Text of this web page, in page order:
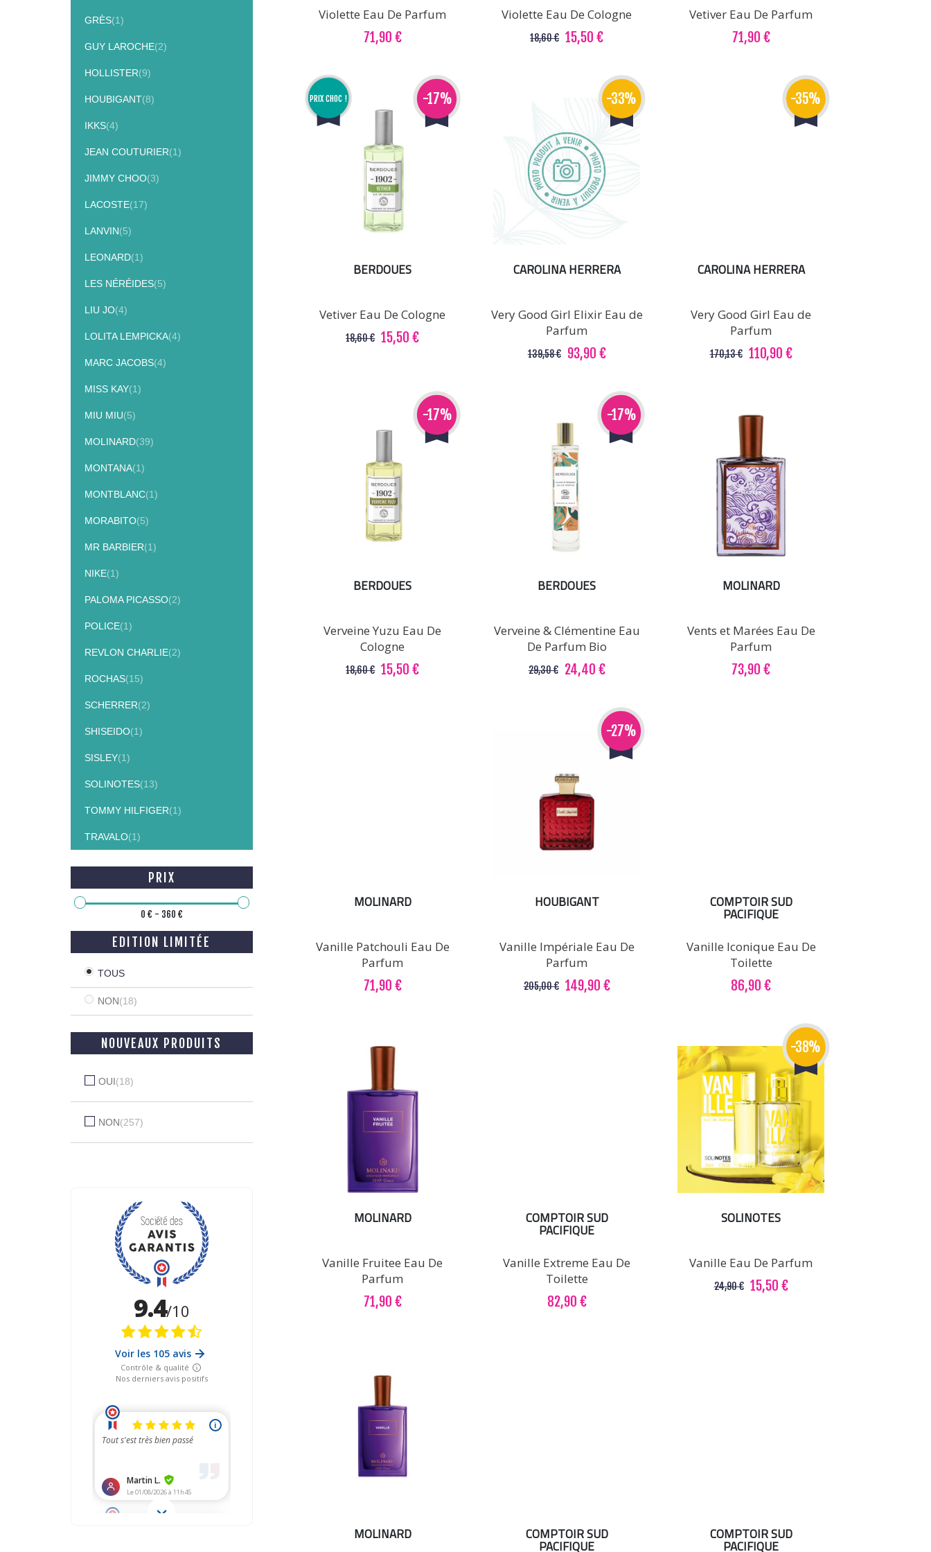
GRÈS(1)
GUY LAROCHE(2)
HOLLISTER(9)
HOUBIGANT(8)
IKKS(4)
JEAN COUTURIER(1)
JIMMY CHOO(3)
LACOSTE(17)
LANVIN(5)
LEONARD(1)
LES NÉRÉIDES(5)
LIU JO(4)
LOLITA LEMPICKA(4)
MARC JACOBS(4)
MISS KAY(1)
MIU MIU(5)
MOLINARD(39)
MONTANA(1)
MONTBLANC(1)
MORABITO(5)
MR BARBIER(1)
NIKE(1)
PALOMA PICASSO(2)
POLICE(1)
REVLON CHARLIE(2)
ROCHAS(15)
SCHERRER(2)
SHISEIDO(1)
SISLEY(1)
SOLINOTES(13)
TOMMY HILFIGER(1)
TRAVALO(1)
PRIX
0 € - 360 €
EDITION LIMITÉE
TOUS
NON(18)
NOUVEAUX PRODUITS
OUI(18)
NON(257)
Violette Eau De Parfum
71,90 €
Violette Eau De Cologne
18,60 € 15,50 €
Vetiver Eau De Parfum
71,90 €
PRIX CHOC ! -17%
BERDOUES
Vetiver Eau De Cologne
18,60 € 15,50 €
-33%
CAROLINA HERRERA
Very Good Girl Elixir Eau de
Parfum
139,58 € 93,90 €
-35%
CAROLINA HERRERA
Very Good Girl Eau de
Parfum
170,13 € 110,90 €
-17%
BERDOUES
Verveine Yuzu Eau De
Cologne
18,60 € 15,50 €
-17%
BERDOUES
Verveine & Clémentine Eau
De Parfum Bio
29,30 € 24,40 €
MOLINARD
Vents et Marées Eau De
Parfum
73,90 €
MOLINARD
Vanille Patchouli Eau De
Parfum
71,90 €
-27%
HOUBIGANT
Vanille Impériale Eau De
Parfum
205,00 € 149,90 €
COMPTOIR SUD
PACIFIQUE
Vanille Iconique Eau De
Toilette
86,90 €
MOLINARD
Vanille Fruitee Eau De
Parfum
71,90 €
COMPTOIR SUD
PACIFIQUE
Vanille Extreme Eau De
Toilette
82,90 €
-38%
SOLINOTES
Vanille Eau De Parfum
24,90 € 15,50 €
MOLINARD COMPTOIR SUD
PACIFIQUE
COMPTOIR SUD
PACIFIQUE